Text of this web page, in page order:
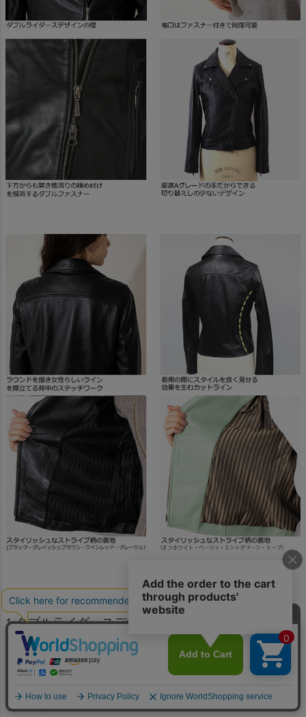
詳細画像コメント
1.ダブルライダースデザインの襟
2.袖口はファスナー付きで開閉可能
ファスナー